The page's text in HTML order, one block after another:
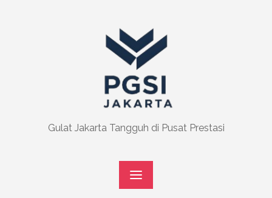
Gulat Jakarta Tangguh di Pusat Prestasi